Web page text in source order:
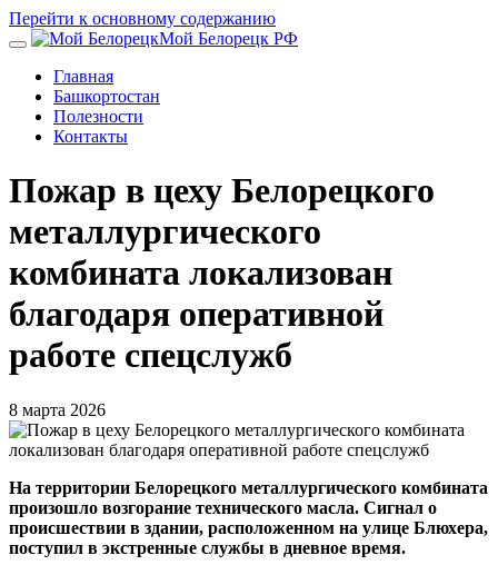
Перейти к основному содержанию
Мой Белорецк РФ
Главная
Башкортостан
Полезности
Контакты
Пожар в цеху Белорецкого
металлургического
комбината локализован
благодаря оперативной
работе спецслужб
8 марта 2026
На территории Белорецкого металлургического комбината
произошло возгорание технического масла. Сигнал о
происшествии в здании, расположенном на улице Блюхера,
поступил в экстренные службы в дневное время.